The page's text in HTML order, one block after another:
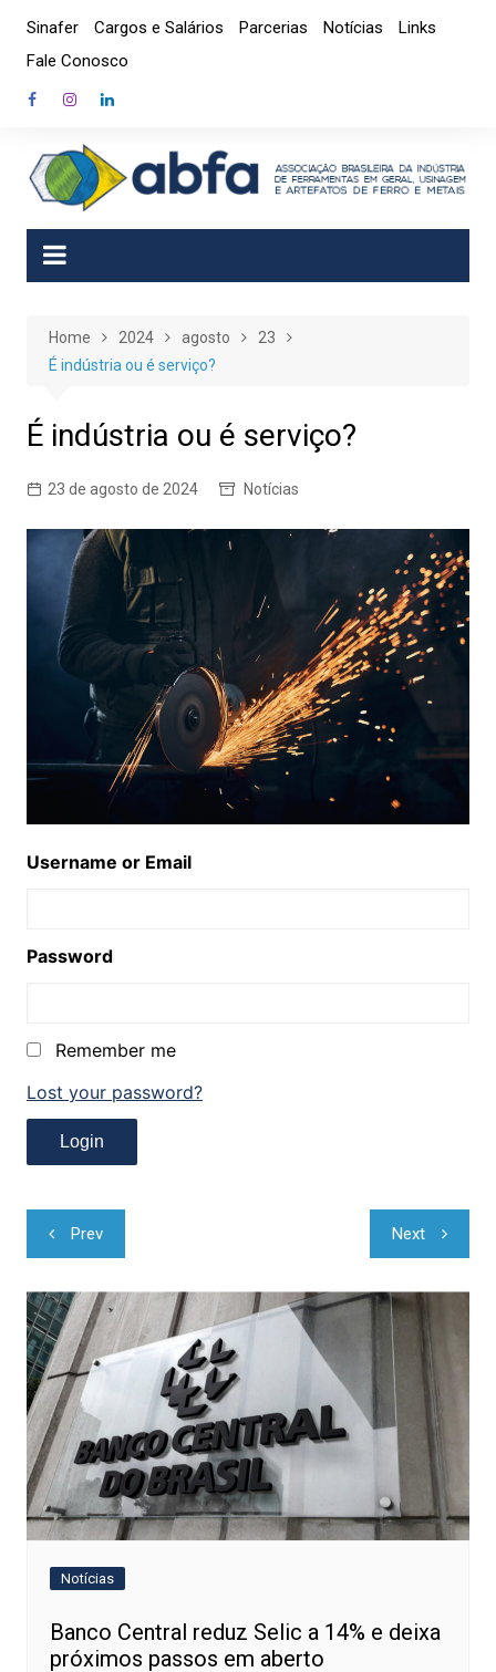
content
Sinafer Cargos e Salários Parcerias Notícias
Links
Fale Conosco
Home 2024 agosto
23
É indústria ou é serviço?
É indústria ou é serviço?
23 de agosto de 2024 Notícias
Username or Email
Password
Remember me
Lost your password?
Navegação
de
Post
Prev Next
Notícias
Banco Central reduz Selic a 14% e deixa
próximos passos em aberto